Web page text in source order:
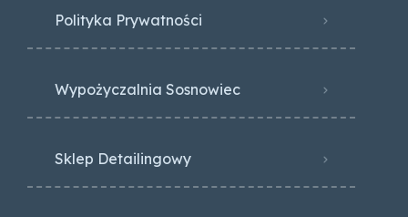
Polityka Prywatności
Wypożyczalnia Sosnowiec
Sklep Detailingowy